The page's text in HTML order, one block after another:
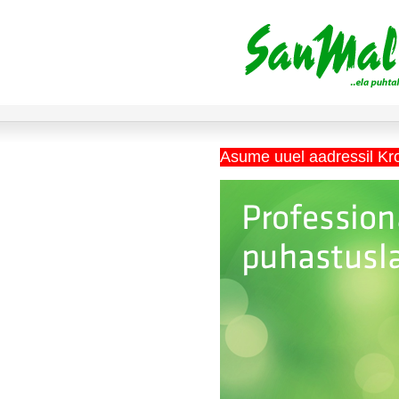
Asume uuel aadressil